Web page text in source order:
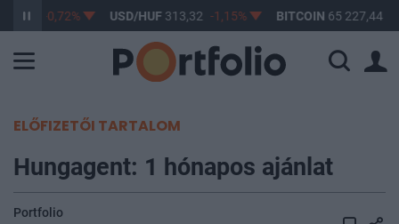
-0,72% USD/HUF 313,32 -1,15% BITCOIN 65 227,44
ELŐFIZETŐI TARTALOM
Hungagent: 1 hónapos ajánlat
Portfolio